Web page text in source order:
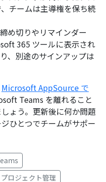
チームは主導権を保ち続
め切りやリマインダー
365 ツールに表示され
、別途のサインアップは
Microsoft AppSource で
Teams を離れること
ょう。更新後に何か問題
ひとつでチームがサポー
ロジェクト管理